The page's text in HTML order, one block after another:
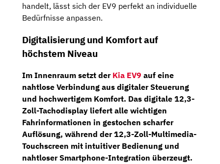
handelt, lässt sich der EV9 perfekt an individuelle
Bedürfnisse anpassen.
Digitalisierung und Komfort auf
höchstem Niveau
Im Innenraum setzt der Kia EV9 auf eine
nahtlose Verbindung aus digitaler Steuerung
und hochwertigem Komfort. Das digitale 12,3-
Zoll-Tachodisplay liefert alle wichtigen
Fahrinformationen in gestochen scharfer
Auflösung, während der12,3-Zoll-Multimedia-
Touchscreen mit intuitiver Bedienung und
nahtloser Smartphone-Integration überzeugt.